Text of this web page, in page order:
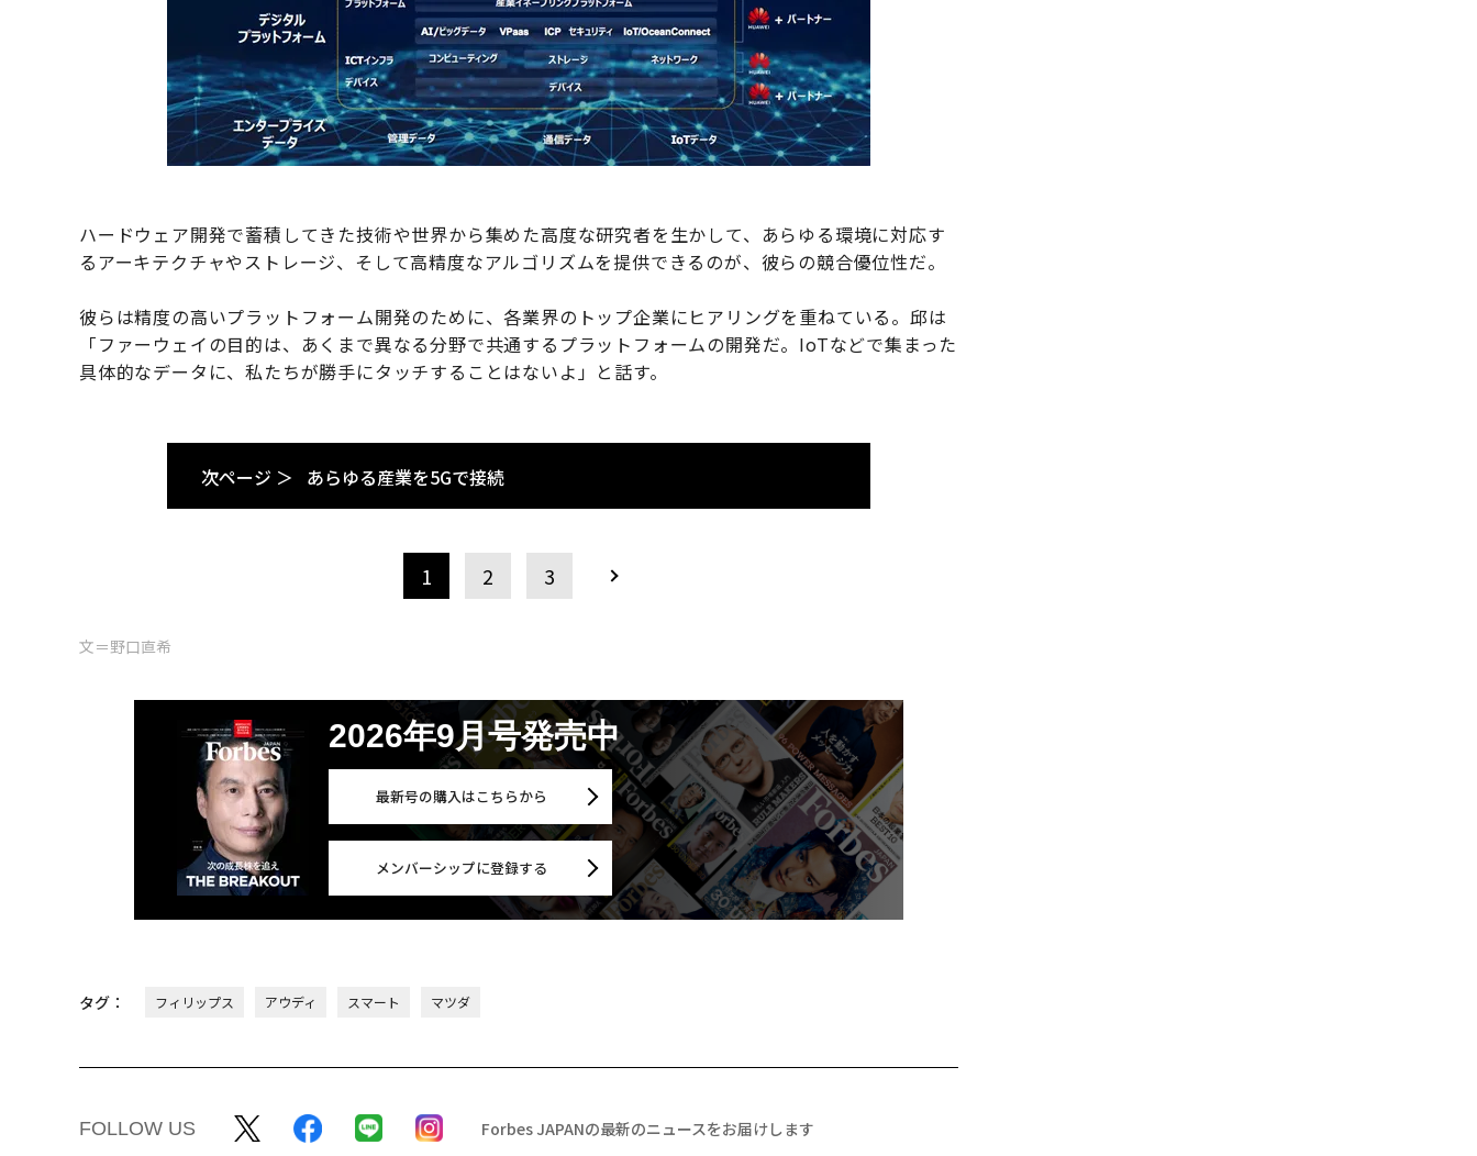
ハードウェア開発で蓄積してきた技術や世界から集めた高度な研究者を生かして、あらゆる環境に対応す
るアーキテクチャやストレージ、そして高精度なアルゴリズムを提供できるのが、彼らの競合優位性だ。
彼らは精度の高いプラットフォーム開発のために、各業界のトップ企業にヒアリングを重ねている。邱は
「ファーウェイの目的は、あくまで異なる分野で共通するプラットフォームの開発だ。IoTなどで集まった
具体的なデータに、私たちが勝手にタッチすることはないよ」と話す。
次ページ ＞ あらゆる産業を5Gで接続
1 2 3
文＝野口直希
2026年9月号発売中
最新号の購入はこちらから
メンバーシップに登録する
タグ： フィリップス アウディ スマート マツダ
FOLLOW US Forbes JAPANの最新のニュースをお届けします